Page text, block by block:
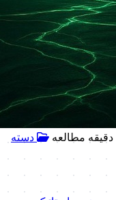
دسته